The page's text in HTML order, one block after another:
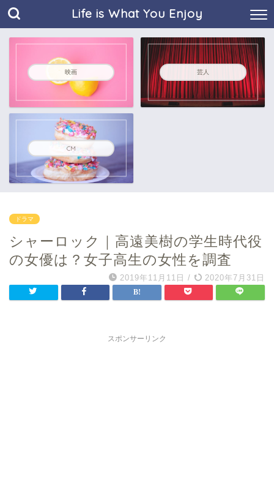
Life is What You Enjoy
映画 芸人
CM
ドラマ
シャーロック｜高遠美樹の学生時代役
の女優は？女子高生の女性を調査
2019年11月11日 / 2020年7月31日
スポンサーリンク